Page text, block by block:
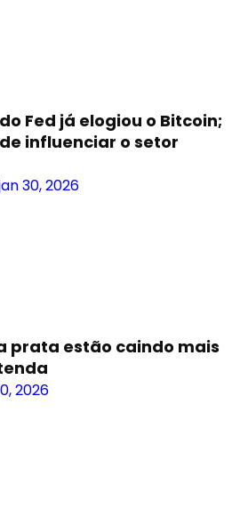
Fed já elogiou o Bitcoin;
influenciar o setor
30, 2026
prata estão caindo mais
2026